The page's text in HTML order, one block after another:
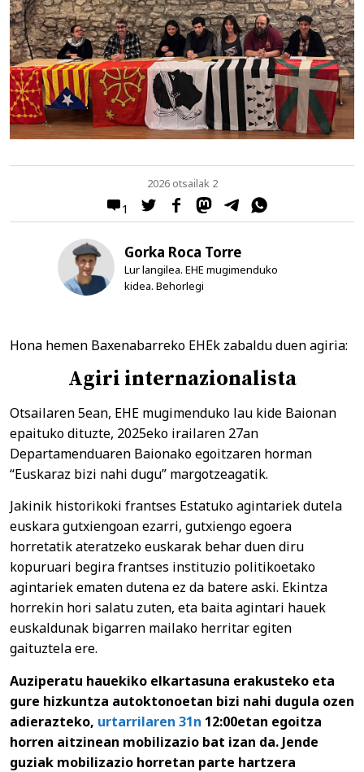
1
2026 otsailak 2
Gorka Roca Torre
Lur langilea. EHE mugimenduko
kidea. Behorlegi
Hona hemen Baxenabarreko EHEk zabaldu duen agiria:
Agiri internazionalista
Otsailaren 5ean, EHE mugimenduko lau kide Baionan
epaituko dituzte, 2025eko irailaren 27an
Departamenduaren Baionako egoitzaren horman
“Euskaraz bizi nahi dugu” margotzeagatik.
Jakinik historikoki frantses Estatuko agintariek dutela
euskara gutxiengoan ezarri, gutxiengo egoera
horretatik ateratzeko euskarak behar duen diru
kopuruari begira frantses instituzio politikoetako
agintariek ematen dutena ez da batere aski. Ekintza
horrekin hori salatu zuten, eta baita agintari hauek
euskaldunak bigarren mailako herritar egiten
gaituztela ere.
Auziperatu hauekiko elkartasuna erakusteko eta
gure hizkuntza autoktonoetan bizi nahi dugula ozen
adierazteko, urtarrilaren 31n 12:00etan egoitza
horren aitzinean mobilizazio bat izan da. Jende
guziak mobilizazio horretan parte hartzera